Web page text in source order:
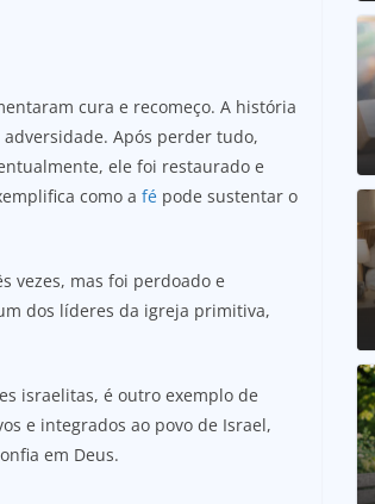
cura e recomeço. A história
adversidade. Após perder tudo,
ele foi restaurado e
como a fé pode sustentar o
vezes, mas foi perdoado e
dos líderes da igreja primitiva,
israelitas, é outro exemplo de
e integrados ao povo de Israel,
em Deus.